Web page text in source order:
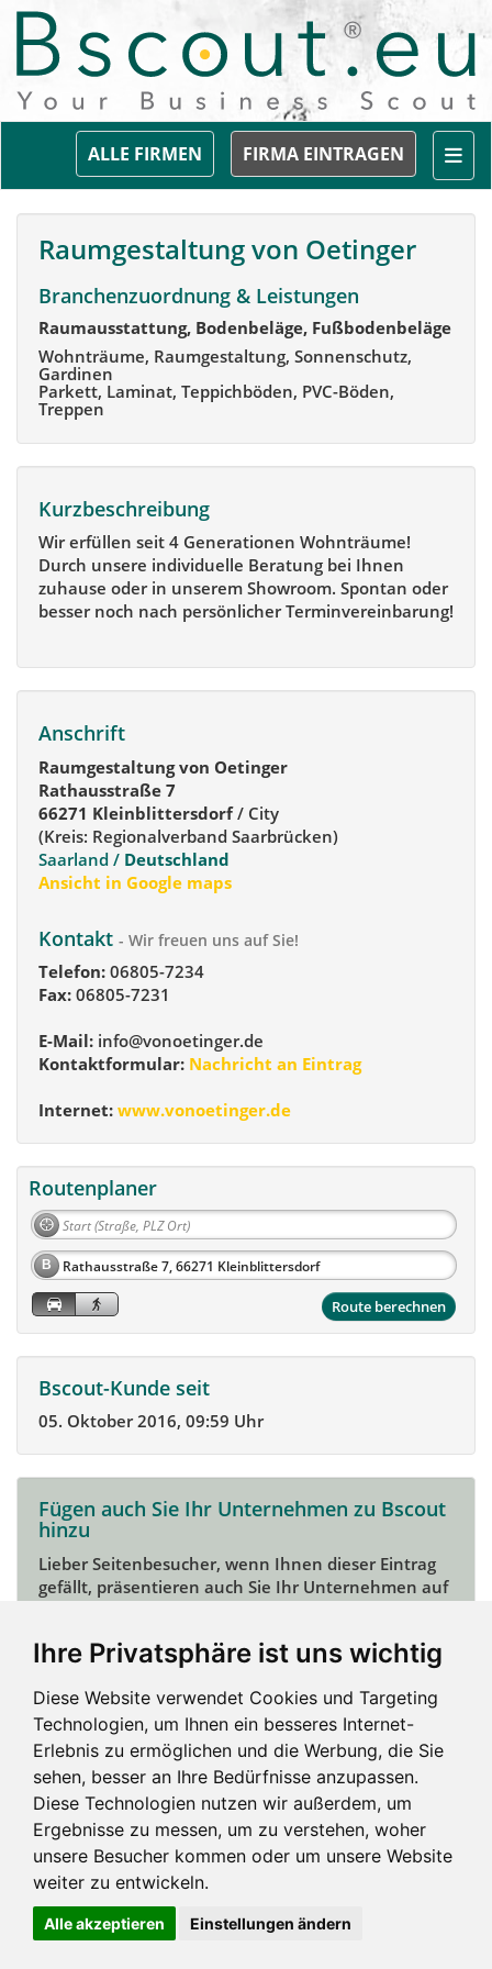
Ihre Privatsphäre ist uns wichtig
Diese Website verwendet Cookies und Targeting
Technologien, um Ihnen ein besseres Internet-
Erlebnis zu ermöglichen und die Werbung, die Sie
sehen, besser an Ihre Bedürfnisse anzupassen.
Diese Technologien nutzen wir außerdem, um
Ergebnisse zu messen, um zu verstehen, woher
unsere Besucher kommen oder um unsere Website
weiter zu entwickeln.
Alle akzeptieren Einstellungen ändern
FIRMA EINTRAGEN
ALLE FIRMEN
Raumgestaltung von Oetinger
Branchenzuordnung & Leistungen
Raumausstattung, Bodenbeläge, Fußbodenbeläge
Wohnträume, Raumgestaltung, Sonnenschutz,
Gardinen
Parkett, Laminat, Teppichböden, PVC-Böden,
Treppen
Kurzbeschreibung
Wir erfüllen seit 4 Generationen Wohnträume!
Durch unsere individuelle Beratung bei Ihnen
zuhause oder in unserem Showroom. Spontan oder
besser noch nach persönlicher Terminvereinbarung!
Anschrift
Raumgestaltung von Oetinger
Rathausstraße 7
66271 Kleinblittersdorf/ City
(Kreis: Regionalverband Saarbrücken)
Saarland / Deutschland
Ansicht in Google maps
Kontakt - Wir freuen uns auf Sie!
Telefon: 06805-7234
Fax: 06805-7231
E-Mail: info@vonoetinger.de
Kontaktformular: Nachricht an Eintrag
Internet: www.vonoetinger.de
Routenplaner
B
Route berechnen
Bscout-Kunde seit
05. Oktober 2016, 09:59 Uhr
Fügen auch Sie Ihr Unternehmen zu Bscout
hinzu
Lieber Seitenbesucher, wenn Ihnen dieser Eintrag
gefällt, präsentieren auch Sie Ihr Unternehmen auf
Mein Unternehmen hinzufügen
Impressum und mehr